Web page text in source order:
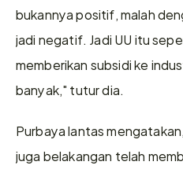
bukannya positif, malah
jadi negatif. Jadi UU itu
memberikan subsidi ke
banyak," tutur dia.
Purbaya lantas
juga belakangan telah